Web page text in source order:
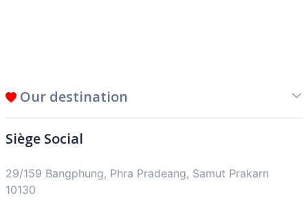
Our destination
Siège Social
29/159 Bangphung, Phra Pradeang, Samut Prakarn
10130